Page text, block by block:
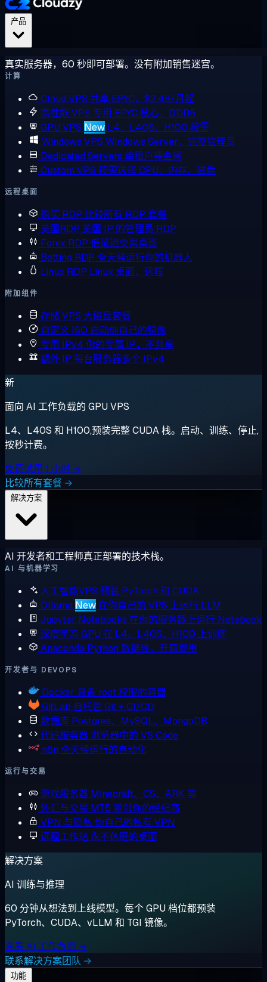
真实服务器，60 秒即可部署。没有附加销售迷宫。
计算
Cloud VPS 共享 EPYC，$2.48/月起
高性能 VPS 专用 EPYC 核心，DDR5
GPU VPS New L4、L40S、H100 按需
Windows VPS Windows Server，完整管理员
Dedicated Servers 单租户裸金属
Custom VPS 按需选择 CPU、内存、磁盘
远程桌面
购买 RDP 比较所有 RDP 套餐
美国RDP 美国 IP 的管理员 RDP
Forex RDP 低延迟交易桌面
Botting RDP 全天候运行你的机器人
Linux RDP Linux 桌面，远程
附加组件
存储 VPS 大磁盘套餐
自定义 ISO 启动你自己的镜像
专用 IPv4 你的专属 IP，不共享
额外 IP 每台服务器多个 IPv4
新
面向 AI 工作负载的 GPU VPS
L4、L40S 和 H100,预装完整 CUDA 栈。启动、训练、停止,
按秒计费。
免费试用 1 小时 →
比较所有套餐 →
AI 开发者和工程师真正部署的技术栈。
AI 与机器学习
人工智能VPS 预装 PyTorch 和 CUDA
Ollama New在你自己的 VPS 上运行 LLM
Jupyter Notebooks 在你的服务器上运行 Notebook
深度学习 GPU 在 L4、L40S、H100 上训练
Anaconda Python 数据栈，开箱即用
开发者与 DEVOPS
Docker 具备 root 权限的容器
GitLab 自托管 Git + CI/CD
数据库 Postgres、MySQL、MongoDB
代码服务器 浏览器中的 VS Code
n8n 全天候运行的自动化
运行与交易
游戏服务器 Minecraft、CS、ARK 等
外汇与交易 MT5 紧邻你的经纪商
VPN 与隐私 你自己的私有 VPN
远程工作站 永不休眠的桌面
解决方案
AI 训练与推理
60 分钟从想法到上线模型。每个 GPU 档位都预装
PyTorch、CUDA、vLLM 和 TGI 镜像。
查看 AI 工作负载 →
联系解决方案团队 →